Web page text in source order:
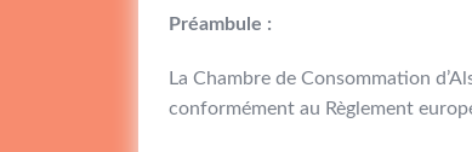
Préambule :
La Chambre de Consommation
conformément au Règlement